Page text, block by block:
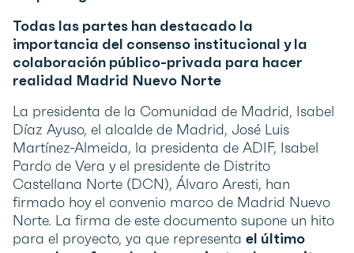
Todas las partes han destacado la
importancia del consenso institucional y la
colaboración público-privada para hacer
realidad Madrid Nuevo Norte
La presidenta de la Comunidad de Madrid, Isabel
Díaz Ayuso, el alcalde de Madrid, José Luis
Martínez-Almeida, la presidenta de ADIF, Isabel
Pardo de Vera y el presidente de Distrito
Castellana Norte (DCN), Álvaro Aresti, han
firmado hoy el convenio marco de Madrid Nuevo
Norte. La firma de este documento supone un hito
para el proyecto, ya que representa el último